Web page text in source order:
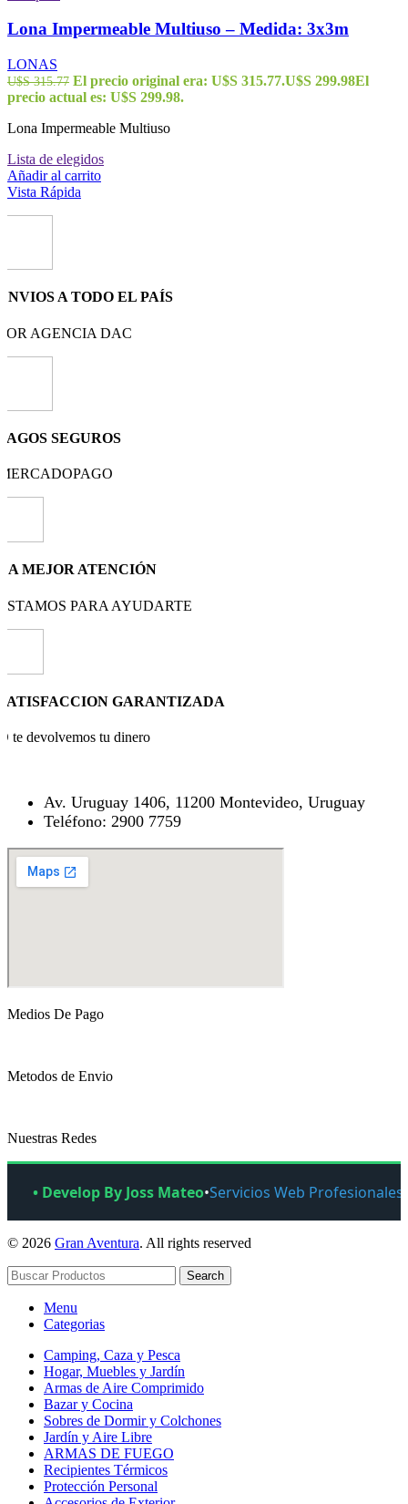
Lona Impermeable Multiuso – Medida: 3x3m
LONAS
U$S315.77 El precio original era: U$S 315.77.U$S 299.98El
precio actual es: U$S 299.98.
Lona Impermeable Multiuso
Lista de elegidos
Añadir al carrito
Vista Rápida
A TODO EL PAÍS
AGENCIA DAC
SEGUROS
MEJOR ATENCIÓN
PARA AYUDARTE
GARANTIZADA
te devolvemos tu dinero
Av. Uruguay 1406, 11200 Montevideo, Uruguay
Teléfono: 2900 7759
Medios De Pago
Metodos de Envio
Nuestras Redes
• Develop By Joss Mateo•Servicios Web Profesionales
© 2026 Gran Aventura. All rights reserved
Search
Menu
Categorias
Camping, Caza y Pesca
Hogar, Muebles y Jardín
Armas de Aire Comprimido
Bazar y Cocina
Sobres de Dormir y Colchones
Jardín y Aire Libre
ARMAS DE FUEGO
Recipientes Térmicos
Protección Personal